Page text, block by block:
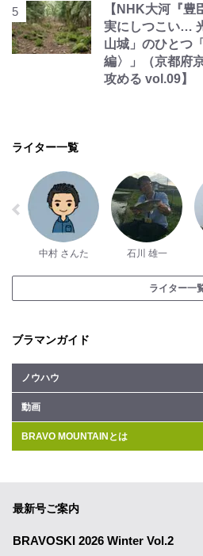
【NHK大河『豊
実にしつこい…
山城」のひとつ
編〉」（京都府
攻める vol.09】
ライター一覧
中村 さんた 石川 雄一
ライター一
ブラマンガイド
ノウハウ
動画
BRAVO MOUNTAINとは
最新号ご案内
BRAVOSKI 2026 Winter Vol.2